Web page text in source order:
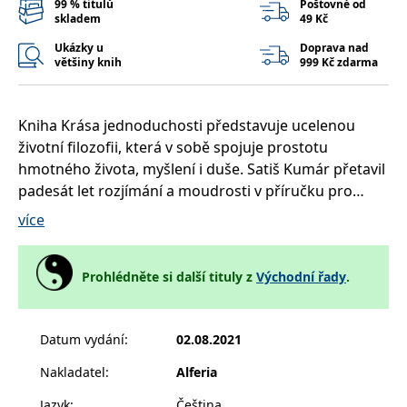
99 % titulů
skladem
Poštovné od
49 Kč
Ukázky u
většiny knih
Doprava nad
999 Kč zdarma
Kniha Krása jednoduchosti představuje ucelenou
životní filozofii, která v sobě spojuje prostotu
hmotného života, myšlení i duše. Satiš Kumár přetavil
padesát let rozjímání a moudrosti v příručku pro
každého, která zahrnuje:
- ekologické a duchovní principy prostého žití
- odhazování nepotřebných „krámů“ i psychologické
- přijímání jednoduchosti ve všech ohledech života
- sloučení vědy a spirituality v jeden celistvý
více
Prohlédněte si další tituly z Východní řady.
Datum vydání:
02.08.2021
Nakladatel:
Alferia
__cf_bm
30 minut
Tento soubor
cookie se
rozlišení mezi
lidmi a
roboty. To je
pro web
podávat
platné zprávy
o používání
jejich
webových
stránek.
uživatele se
cookie pro
aktuální
.www.grada.cz